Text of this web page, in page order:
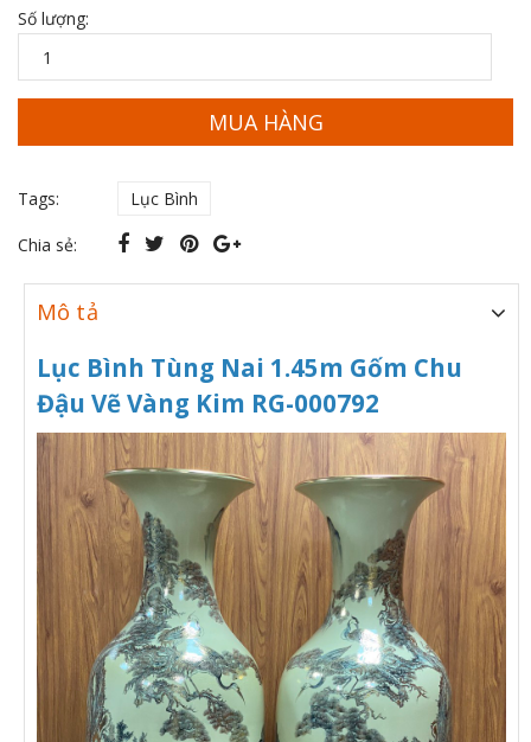
Số lượng:
MUA HÀNG
Tags: Lục Bình
Chia sẻ:
Mô tả
Lục Bình Tùng Nai 1.45m Gốm Chu
Đậu Vẽ Vàng Kim RG-000792